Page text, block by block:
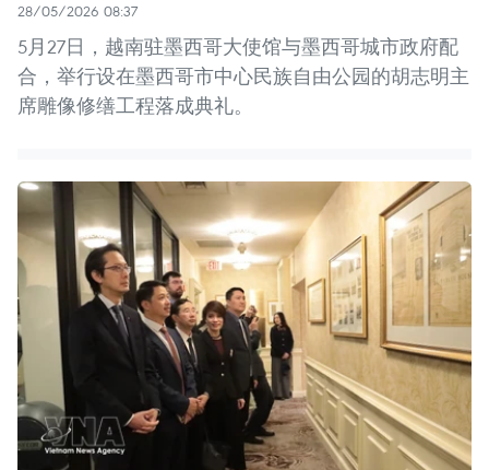
28/05/2026 08:37
5月27日，越南驻墨西哥大使馆与墨西哥城市政府配
合，举行设在墨西哥市中心民族自由公园的胡志明主
席雕像修缮工程落成典礼。